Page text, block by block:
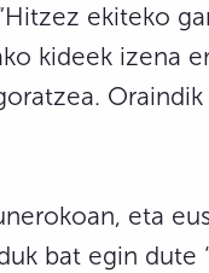
ekiteko
kideek izena
eta
bat egin dute